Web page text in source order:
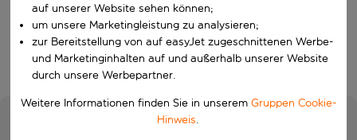
Suchen
auf unserer Website sehen können;
um unsere Marketingleistung zu analysieren;
zur Bereitstellung von auf easyJet zugeschnittenen Werbe-
und Marketinginhalten auf und außerhalb unserer Website
durch unsere Werbepartner.
Weitere Informationen finden Sie in unserem Gruppen Cookie-
Hinweis.